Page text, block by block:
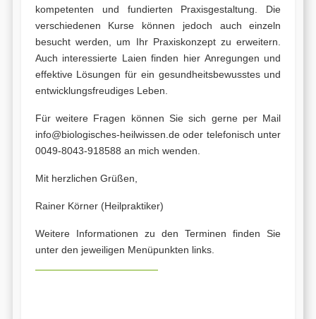
kompetenten und fundierten Praxisgestaltung. Die
verschiedenen Kurse können jedoch auch einzeln
besucht werden, um Ihr Praxiskonzept zu erweitern.
Auch interessierte Laien finden hier Anregungen und
effektive Lösungen für ein gesundheitsbewusstes und
entwicklungsfreudiges Leben.
Für weitere Fragen können Sie sich gerne per Mail
info@biologisches-heilwissen.deoder telefonisch unter
0049-8043-918588 an mich wenden.
Mit herzlichen Grüßen,
Rainer Körner (Heilpraktiker)
Weitere Informationen zu den Terminen finden Sie
unter den jeweiligen Menüpunkten links.